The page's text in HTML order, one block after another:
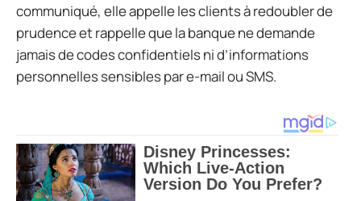
communiqué, elle appelle les clients à redoubler de
prudence et rappelle que la banque ne demande
jamais de codes confidentiels ni d’informations
personnelles sensibles par e-mail ou SMS.